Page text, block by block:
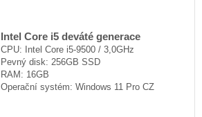
Intel Core i5 deváté generace
CPU: Intel Core i5-9500 / 3,0GHz
Pevný disk: 256GB SSD
RAM: 16GB
Operační systém: Windows 11 Pro CZ